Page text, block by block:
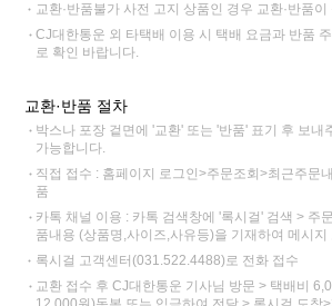
교환·반품불가 사전 고지 상품인 경우 교환·반품
CJ대한통운 외 타택배 이용 시 택배 요금과 반품
로 확인 바랍니다.
교환·반품 절차
박스나 포장 겉면에 '교환' 또는 '반품' 표기 후 보내
가능합니다.
직접 접수 : 홈페이지 로그인>주문조회>최근주문
품
카톡 채널 이용 : 카톡 검색창에 '록시걸' 검색 > 주
품내용 (상품명,사이즈,사유등)을 기재하여 메시지
록시걸 고객센터(031.522.4488)로 전화 접수
교환 접수 후 CJ대한통운 기사님 방문 > 택배비